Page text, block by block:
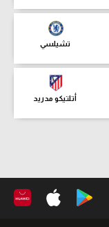
تشيلسي
أتلتيكو مدريد